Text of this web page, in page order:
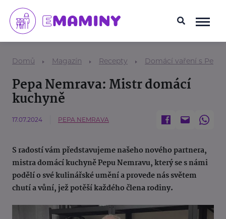
Domů Magazín Recepty Domácí vaření s
Pepa Nemrava: Mistr domácí
kuchyně
17.07.2024 PEPA NEMRAVA
S radostí vám představujeme našeho nového partnera,
mistra domácí kuchyně Pepu Nemravu, který se s námi
podělí o své kulinářské umění a provede nás světem
chutí a vůní, jež potěší každého člena rodiny.